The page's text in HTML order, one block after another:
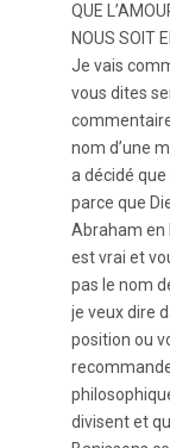
QUE
NOUS SOIT
Je vais
vous dites
nom d’une
a décidé
parce que
Abraham en
est vrai et
pas le nom
je veux dire
position ou
divisent et